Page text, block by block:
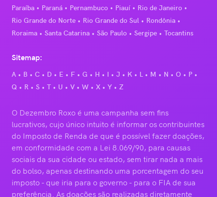
Paraíba
Paraná Pernambuco Piauí
Rio de Janeiro
Rio Grande do Norte
Rio Grande do Sul
Rondônia
Roraima
Santa Catarina São Paulo Sergipe Tocantins
Sitemap:
A B C D E F G H I J K L M N O
P
Q
R S T U V W X Y Z
O Dezembro Roxo é uma campanha sem fins
lucrativos, cujo único intuito é informar os contribuintes
do Imposto de Renda de que é possível fazer doações,
em conformidade com a Lei 8.069/90, para causas
sociais da sua cidade ou estado, sem tirar nada a mais
do bolso, apenas destinando uma porcentagem do seu
imposto - que iria para o governo - para o FIA de sua
preferência. As doações são realizadas diretamente